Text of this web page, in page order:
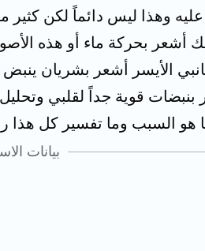
وهذا ليس دائماً لكن
أشعر بحركة ماء أو هذه
الأيسر أشعر بشريان
قوية جداً لقلبي وتحليل
بيانات